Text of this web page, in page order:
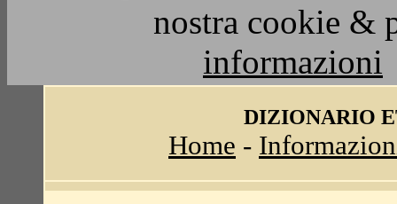
nostra cookie &
informazioni
DIZIONARIO
Home -